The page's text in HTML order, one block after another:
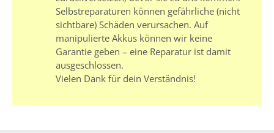
Selbstreparaturen können gefährliche (nicht
sichtbare) Schäden verursachen. Auf
manipulierte Akkus können wir keine
Garantie geben – eine Reparatur ist damit
ausgeschlossen.
Vielen Dank für dein Verständnis!